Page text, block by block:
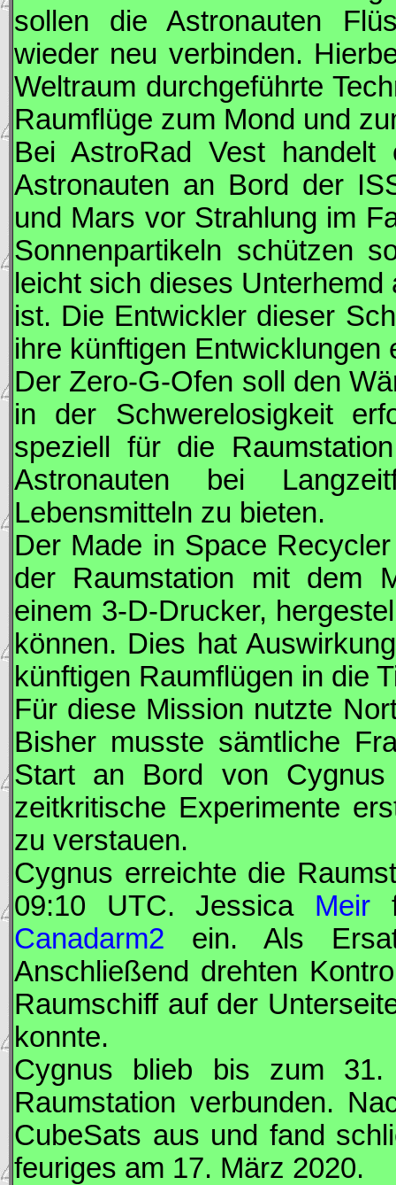
sollen die Astronauten
wieder neu verbinden.
Weltraum durchgeführte
Raumflüge zum Mond und
Bei AstroRad Vest
Astronauten an Bord der
und Mars vor Strahlung im
Sonnenpartikeln schützen
leicht sich dieses
ist. Die Entwickler dieser
ihre künftigen Entwicklungen
Der Zero-G-Ofen soll den
in der Schwerelosigkeit
speziell für die
Astronauten bei
Lebensmitteln zu bieten.
Der Made in Space
der Raumstation mit dem
einem 3-D-Drucker,
können. Dies hat
künftigen Raumflügen in die
Für diese Mission nutzte
Bisher musste sämtliche
Start an Bord von Cygnus
zeitkritische Experimente
zu verstauen.
Cygnus erreichte die
09:10 UTC. Jessica Meir
Canadarm2 ein. Als
Anschließend drehten
Raumschiff auf der
konnte.
Cygnus blieb bis zum 31.
Raumstation verbunden.
CubeSats aus und fand
feuriges am 17. März 2020.